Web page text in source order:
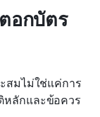
อกบัตร
สมไม่ใช่แค่การ
ลักและข้อควร